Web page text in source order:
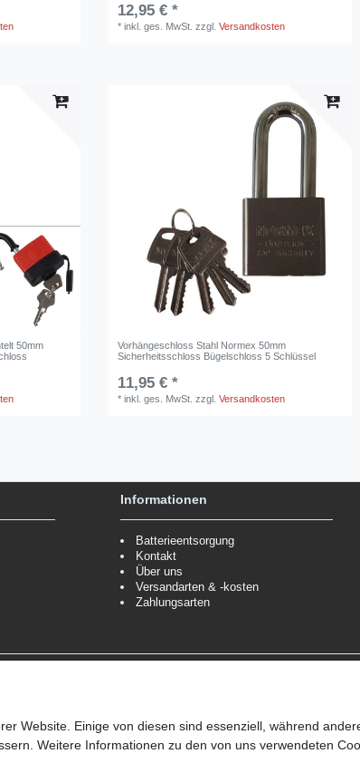
12,95 € *
*inkl. ges. MwSt. zzgl.Versandkosten
50mm
Vorhängeschloss Stahl Normex 50mm
Sicherheitsschloss Bügelschloss 5 Schlüssel
11,95 € *
*inkl. ges. MwSt. zzgl.Versandkosten
Informationen
Batterieentsorgung
Kontakt
Über uns
Versandarten & -kosten
Zahlungsarten
- je nach Artikelgruppe.
Website. Einige von diesen sind essenziell, während
Weitere Informationen zu den von uns verwendeten